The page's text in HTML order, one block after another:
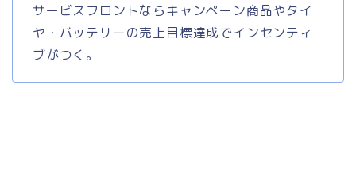
サービスフロントならキャンペーン商品やタイ
ヤ・バッテリーの売上目標達成でインセンティ
ブがつく。